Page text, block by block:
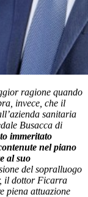
ragione quando
invece, che il
sanitaria
Busacca di
immeritato
nel piano
al suo
del sopralluogo
il dottor Ficarra
piena attuazione